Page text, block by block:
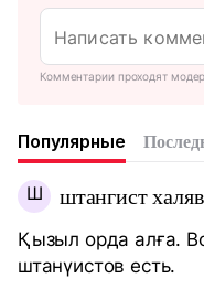
Комментарии проходят
Популярные
Ш штангист
Қызыл орда алға.
штанүистов есть.